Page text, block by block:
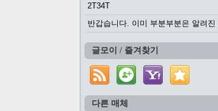
2T34T
글모이 / 즐겨찾기
다른 매체